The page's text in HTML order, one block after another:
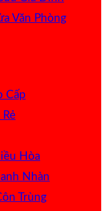
Văn Phòng
Cấp
Hòa
Nhàn
Trùng